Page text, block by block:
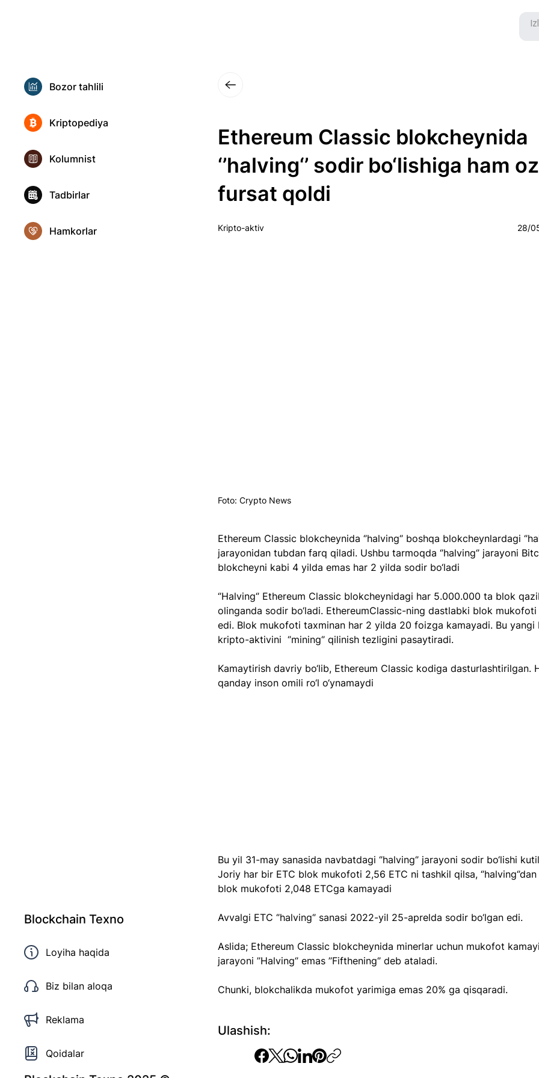
Ethereum Classic blokcheynida
‘’halving‘’ sodir bo‘lishiga ham oz
fursat qoldi
Kripto-aktiv 28/
Foto: Crypto News
Ethereum Classic blokcheynida ‘’halving‘’ boshqa blokcheynlardagi
jarayonidan tubdan farq qiladi. Ushbu tarmoqda ‘’halving‘’ jarayoni
blokcheyni kabi 4 yilda emas har 2 yilda sodir bo‘ladi
‘’Halving‘’ Ethereum Classic blokcheynidagi har 5.000.000 ta blok
olinganda sodir bo‘ladi. EthereumClassic-ning dastlabki blok mukofoti
edi. Blok mukofoti taxminan har 2 yilda 20 foizga kamayadi. Bu yangi
kripto-aktivini  ‘’mining‘’ qilinish tezligini pasaytiradi.
Kamaytirish davriy bo‘lib, Ethereum Classic kodiga dasturlashtirilgan.
qanday inson omili ro‘l o‘ynamaydi
Bu yil 31-may sanasida navbatdagi ‘’halving‘’ jarayoni sodir bo‘lishi
Joriy har bir ETC blok mukofoti 2,56 ETC ni tashkil qilsa, ‘’halving‘’dan
blok mukofoti 2,048 ETCga kamayadi
Avvalgi ETC ‘’halving‘’ sanasi 2022-yil 25-aprelda sodir bo‘lgan edi.
Aslida; Ethereum Classic blokcheynida minerlar uchun mukofot
jarayoni ’’Halving‘’ emas ’’Fifthening‘’ deb ataladi.
Chunki, blokchalikda mukofot yarimiga emas 20% ga qisqaradi.
Ulashish:
Kriptopediya
Hamkorlar
Kolumnist
Tadbirlar
Bozor tahlili
Blockchain Texno
Loyiha haqida
Biz bilan aloqa
Reklama
Qoidalar